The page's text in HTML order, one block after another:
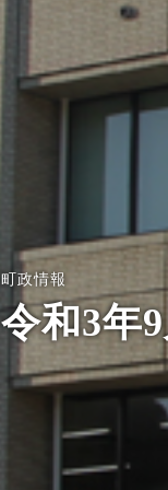
町政情報
令和3年